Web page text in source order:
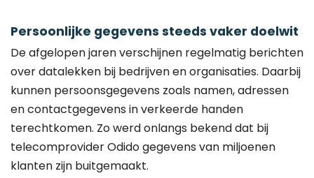
Persoonlijke gegevens steeds vaker doelwit
De afgelopen jaren verschijnen regelmatig berichten
over datalekken bij bedrijven en organisaties. Daarbij
kunnen persoonsgegevens zoals namen, adressen
en contactgegevens in verkeerde handen
terechtkomen. Zo werd onlangs bekend dat bij
telecomprovider Odido gegevens van miljoenen
klanten zijn buitgemaakt.